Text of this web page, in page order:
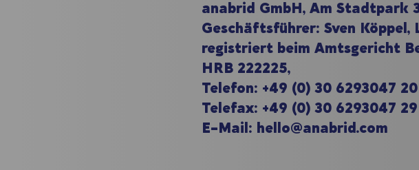
anabrid GmbH, Am Stadtpark
Geschäftsführer: Sven Köppel,
registriert beim Amtsgericht
HRB 222225,
Telefon: +49 (0) 30 6293047 20
Telefax: +49 (0) 30 6293047 29
E-Mail: hello@anabrid.com